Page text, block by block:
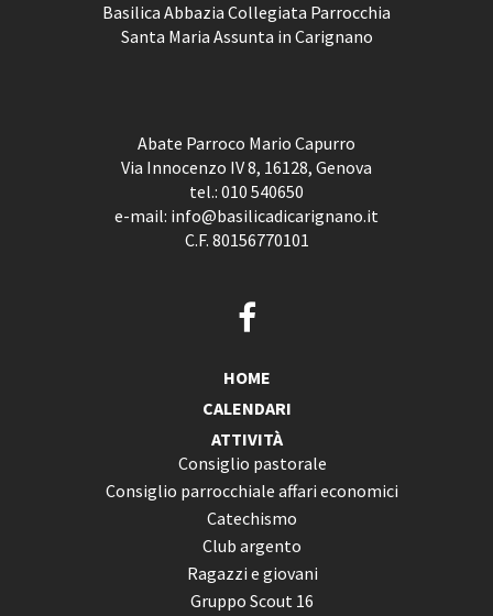
Basilica Abbazia Collegiata Parrocchia
Santa Maria Assunta in Carignano
Abate Parroco Mario Capurro
Via Innocenzo IV 8, 16128, Genova
tel.: 010 540650
e-mail: info@basilicadicarignano.it
C.F. 80156770101
HOME
CALENDARI
ATTIVITÀ
Consiglio pastorale
Consiglio parrocchiale affari economici
Catechismo
Club argento
Ragazzi e giovani
Gruppo Scout 16